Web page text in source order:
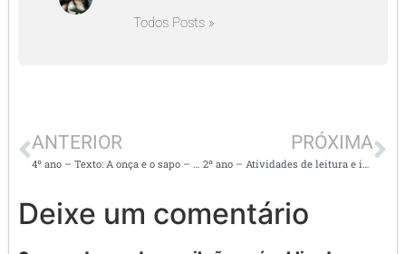
Todos Posts »
ANTERIOR
4º ano – Texto: A onça e o sapo – Atividades de interpretação de texto, ortografia e gramática
PRÓXIMA
2º ano – Atividades de leitura e interpretação de texto: Jacaré com catapora
Deixe um comentário